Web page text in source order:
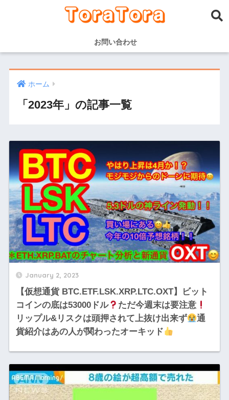
お問い合わせ
ホーム
「2023年」の記事一覧
January 2, 2023
【仮想通貨 BTC.ETF.LSK.XRP.LTC.OXT】ビット
コインの底は53000ドル
ただ今週末は要注意
リップル&リスクは頭押されて上抜け出来ず
通
貨紹介はあの人が関わったオーキッド